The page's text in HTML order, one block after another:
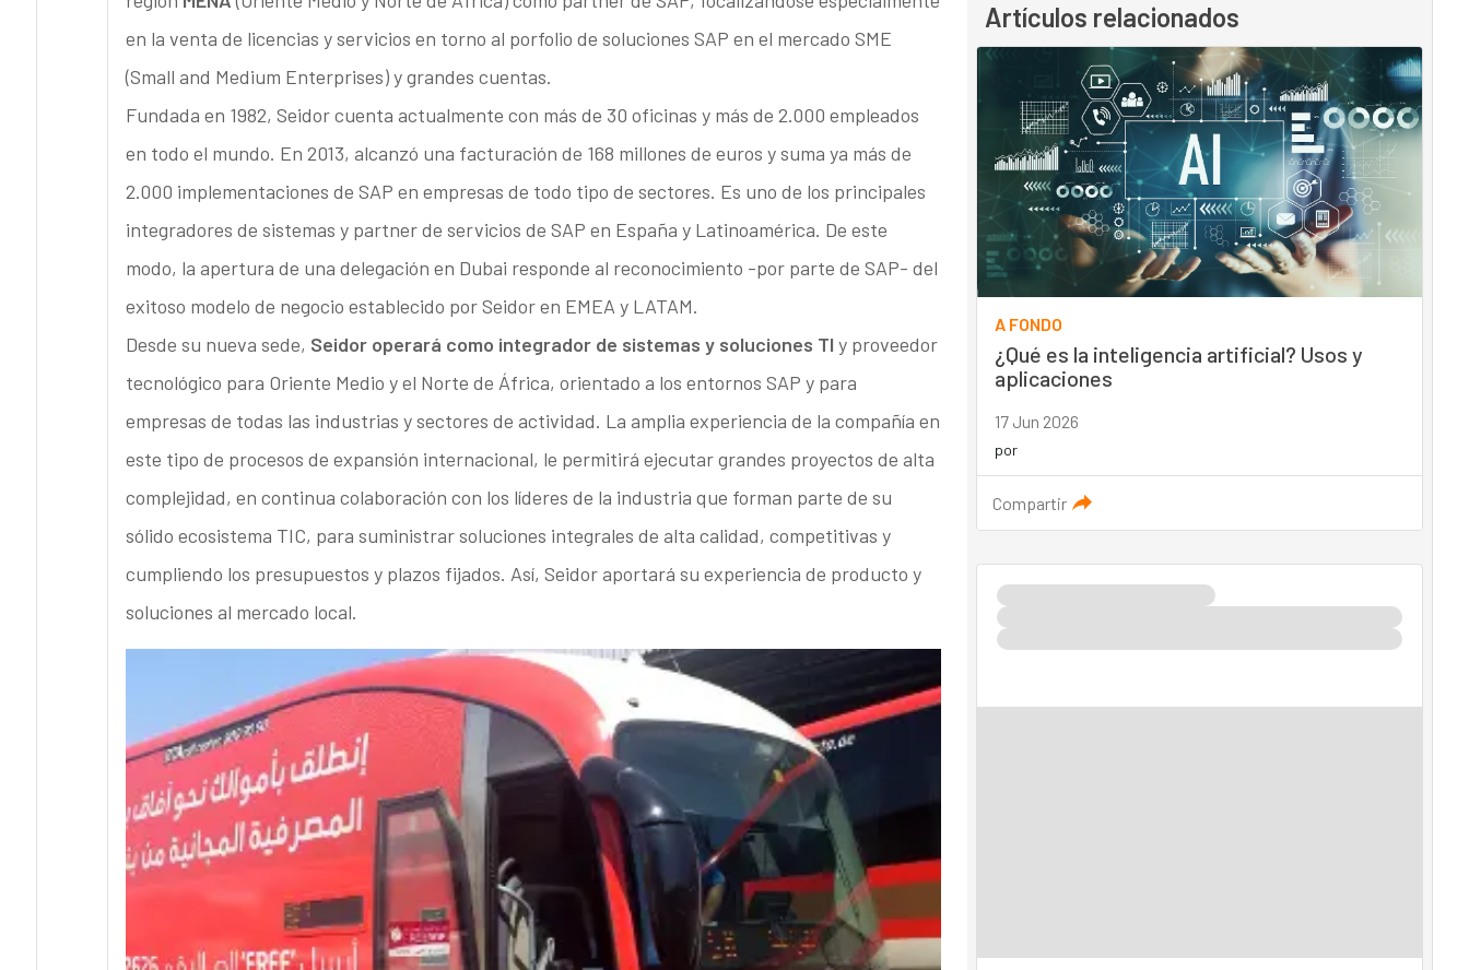
en la venta de licencias y servicios en torno al porfolio de soluciones SAP en el mercado SME
(Small and Medium Enterprises) y grandes cuentas.
Fundada en 1982, Seidor cuenta actualmente con más de 30 oficinas y más de 2.000 empleados
en todo el mundo. En 2013, alcanzó una facturación de 168 millones de euros y suma ya más de
2.000 implementaciones de SAP en empresas de todo tipo de sectores. Es uno de los principales
integradores de sistemas y partner de servicios de SAP en España y Latinoamérica. De este
modo, la apertura de una delegación en Dubai responde al reconocimiento -por parte de SAP- del
exitoso modelo de negocio establecido por Seidor en EMEA y LATAM.
Desde su nueva sede, Seidor operará como integrador de sistemas y soluciones TI y proveedor
tecnológico para Oriente Medio y el Norte de África, orientado a los entornos SAP y para
empresas de todas las industrias y sectores de actividad. La amplia experiencia de la compañía en
este tipo de procesos de expansión internacional, le permitirá ejecutar grandes proyectos de alta
complejidad, en continua colaboración con los líderes de la industria que forman parte de su
sólido ecosistema TIC, para suministrar soluciones integrales de alta calidad, competitivas y
cumpliendo los presupuestos y plazos fijados. Así, Seidor aportará su experiencia de producto y
soluciones al mercado local.
Artículos relacionados
A FONDO
¿Qué es la inteligencia artificial? Usos y
aplicaciones
17 Jun 2026
por
Compartir